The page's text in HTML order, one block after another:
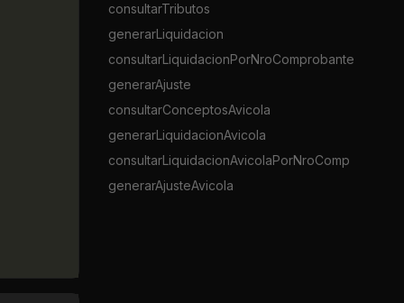
consultarTributos
generarLiquidacion
consultarLiquidacionPorNroComprobante
generarAjuste
consultarConceptosAvicola
generarLiquidacionAvicola
consultarLiquidacionAvicolaPorNroComp
generarAjusteAvicola